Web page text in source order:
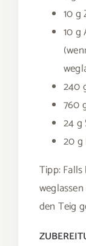
10 g
10 g
240
760
24 g
20
Tipp:
den Teig